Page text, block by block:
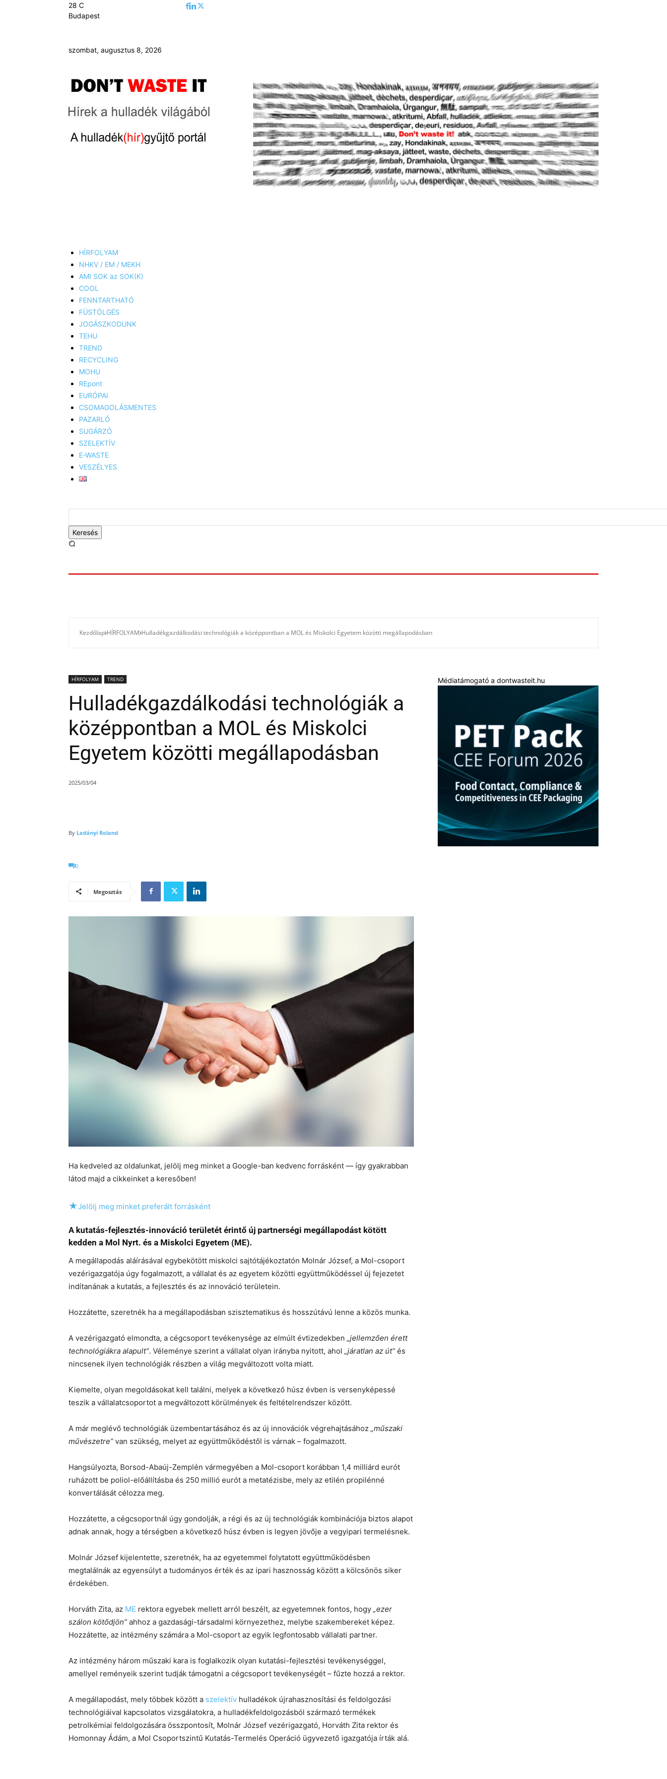
28 C
Budapest
szombat, augusztus 8, 2026
HÍRFOLYAM
NHKV / EM / MEKH
AMI SOK az SOK(K)
COOL
FENNTARTHATÓ
FÜSTÖLGÉS
JOGÁSZKODUNK
TEHU
TREND
RECYCLING
MOHU
REpont
EURÓPAI
CSOMAGOLÁSMENTES
PAZARLÓ
SUGÁRZÓ
SZELEKTÍV
E-WASTE
VESZÉLYES
Keresés
Kezdőlap HÍRFOLYAM Hulladékgazdálkodási technológiák a középpontban a MOL és Miskolci Egyetem közötti megállapodásban
HÍRFOLYAM TREND
Hulladékgazdálkodási technológiák a
középpontban a MOL és Miskolci
Egyetem közötti megállapodásban
2025/03/04
By Ladányi Roland
0
Megosztás
Ha kedveled az oldalunkat, jelölj meg minket a Google-ban kedvenc forrásként — így gyakrabban
látod majd a cikkeinket a keresőben!
★Jelölj meg minket preferált forrásként
A kutatás-fejlesztés-innováció területét érintő új partnerségi megállapodást kötött
kedden a Mol Nyrt. és a Miskolci Egyetem (ME).
A megállapodás aláírásával egybekötött miskolci sajtótájékoztatón Molnár József, a Mol-csoport
vezérigazgatója úgy fogalmazott, a vállalat és az egyetem közötti együttműködéssel új fejezetet
indítanának a kutatás, a fejlesztés és az innováció területein.
Hozzátette, szeretnék ha a megállapodásban szisztematikus és hosszútávú lenne a közös munka.
A vezérigazgató elmondta, a cégcsoport tevékenysége az elmúlt évtizedekben „jellemzően érett
technológiákra alapult”. Véleménye szerint a vállalat olyan irányba nyitott, ahol „járatlan az út” és
nincsenek ilyen technológiák részben a világ megváltozott volta miatt.
Kiemelte, olyan megoldásokat kell találni, melyek a következő húsz évben is versenyképessé
teszik a vállalatcsoportot a megváltozott körülmények és feltételrendszer között.
A már meglévő technológiák üzembentartásához és az új innovációk végrehajtásához „műszaki
művészetre” van szükség, melyet az együttműködéstől is várnak – fogalmazott.
Hangsúlyozta, Borsod-Abaúj-Zemplén vármegyében a Mol-csoport korábban 1,4 milliárd eurót
ruházott be poliol-előállításba és 250 millió eurót a metatézisbe, mely az etilén propilénné
konvertálását célozza meg.
Hozzátette, a cégcsoportnál úgy gondolják, a régi és az új technológiák kombinációja biztos alapot
adnak annak, hogy a térségben a következő húsz évben is legyen jövője a vegyipari termelésnek.
Molnár József kijelentette, szeretnék, ha az egyetemmel folytatott együttműködésben
megtalálnák az egyensúlyt a tudományos érték és az ipari hasznosság között a kölcsönös siker
érdekében.
Horváth Zita, az ME rektora egyebek mellett arról beszélt, az egyetemnek fontos, hogy „ezer
szálon kötődjön” ahhoz a gazdasági-társadalmi környezethez, melybe szakembereket képez.
Hozzátette, az intézmény számára a Mol-csoport az egyik legfontosabb vállalati partner.
Az intézmény három műszaki kara is foglalkozik olyan kutatási-fejlesztési tevékenységgel,
amellyel reményeik szerint tudják támogatni a cégcsoport tevékenységét – fűzte hozzá a rektor.
A megállapodást, mely többek között a szelektív hulladékok újrahasznosítási és feldolgozási
technológiáival kapcsolatos vizsgálatokra, a hulladékfeldolgozásból származó termékek
petrolkémiai feldolgozására összpontosít, Molnár József vezérigazgató, Horváth Zita rektor és
Homonnay Ádám, a Mol Csoportszintű Kutatás-Termelés Operáció ügyvezető igazgatója írták alá.
Médiatámogató a dontwasteit.hu